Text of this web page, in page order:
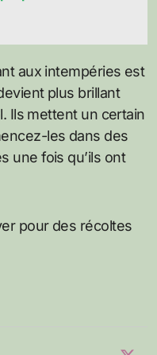
aux intempéries est
plus brillant
Ils mettent un certain
les dans des
une fois qu’ils ont
pour des récoltes